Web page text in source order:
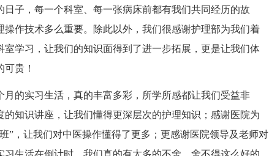
子，每一个科室、每一张病床前都有我们共同经历的故
作技术多么重要。除此以外，我们很感谢护理部为我们着
学习，让我们的知识面得到了进一步拓展，更是让我们体
贵！
的实习生活，真的丰富多彩，所学所感都让我们受益非
知识讲座，让我们懂得更深层次的护理知识；感谢医院为
”，让我们对中医操作懂得了更多；更感谢医院领导及老师对
生活在倒计时，我们真的有太多的不舍，舍不得这么好的